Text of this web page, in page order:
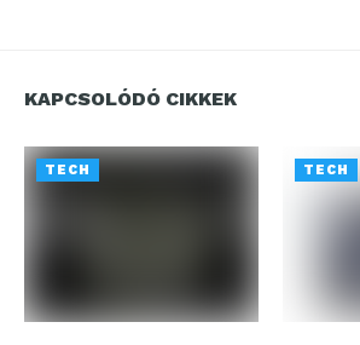
KAPCSOLÓDÓ CIKKEK
TECH TECH